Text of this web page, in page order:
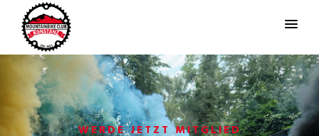
WERDE JETZT MITGLIED